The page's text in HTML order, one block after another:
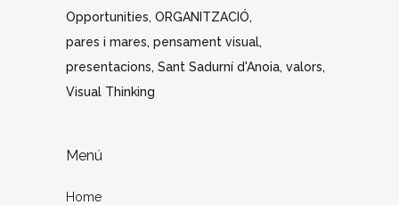
Opportunities ORGANITZACIÓ
pares i mares pensament visual
presentacions Sant Sadurní d'Anoia valors
Visual Thinking
Menú
Home